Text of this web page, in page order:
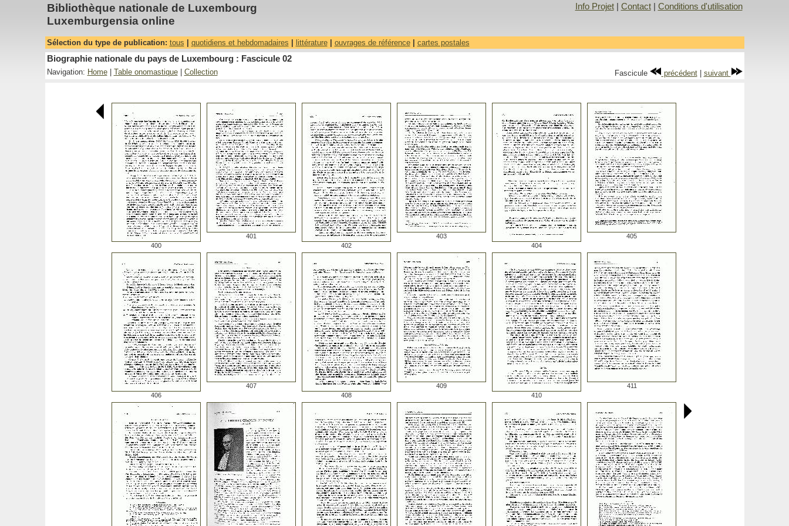
Bibliothèque nationale de Luxembourg
Luxemburgensia online
Info Projet| Contact| Conditions d'utilisation
Sélection du type de publication: tous quotidiens et hebdomadaires littérature| ouvrages de référence| cartes postales
Biographie nationale du pays de Luxembourg : Fascicule 02
Navigation: Home| Table onomastique| Collection Fascicule précédent| suivant
400
401
402
403
404
405
406
407
408
409
410
411